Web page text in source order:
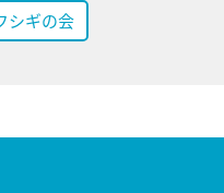
シギの会